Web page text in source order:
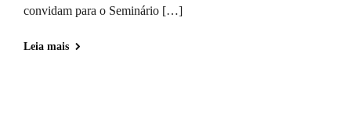
convidam para o Seminário […]
Leia mais